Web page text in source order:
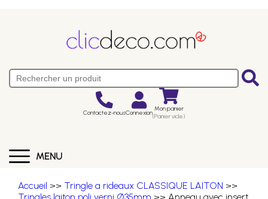
Contactez-nousConnexion Mon panier
(Panier vide)
MENU
Accueil >> Tringle a rideaux CLASSIQUE LAITON >>